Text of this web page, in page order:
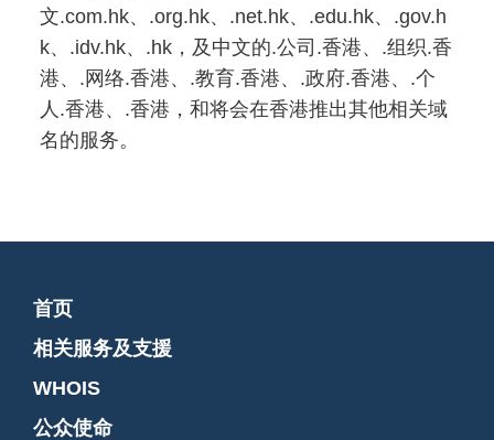
文.com.hk、.org.hk、.net.hk、.edu.hk、.gov.h
k、.idv.hk、.hk，及中文的.公司.香港、.组织.香
港、.网络.香港、.教育.香港、.政府.香港、.个
人.香港、.香港，和将会在香港推出其他相关域
名的服务。
首页
相关服务及支援
WHOIS
公众使命